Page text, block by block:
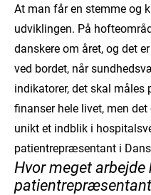
At man får en stemme og
udviklingen. På
danskere om året, og det
ved bordet, når
indikatorer, det skal måles
finanser hele livet, men
unikt et indblik i
patientrepræsentant i
Hvor meget